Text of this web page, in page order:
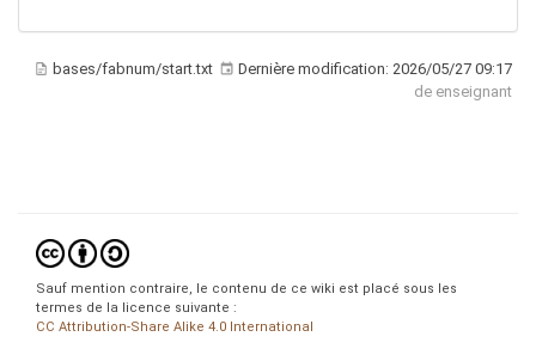
bases/fabnum/start.txt Dernière modification: 2026/05/27 09:17
de enseignant
Sauf mention contraire, le contenu de ce wiki est placé sous les
termes de la licence suivante :
CC Attribution-Share Alike 4.0 International